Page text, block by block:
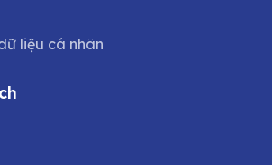
liệu cá nhân